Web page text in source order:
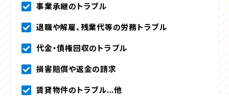
事業承継のトラブル
退職や解雇、残業代等の労務トラブル
代金・債権回収のトラブル
損害賠償や返金の請求
賃貸物件のトラブル...他